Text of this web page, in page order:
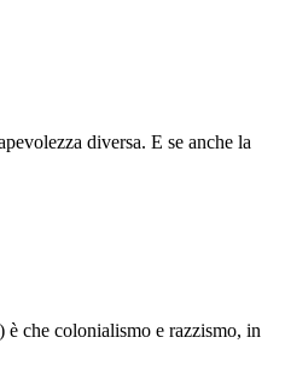
diversa. E se anche la
che colonialismo e razzismo, in